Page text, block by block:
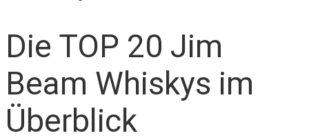
Die TOP 20 Jim
Beam Whiskys im
Überblick